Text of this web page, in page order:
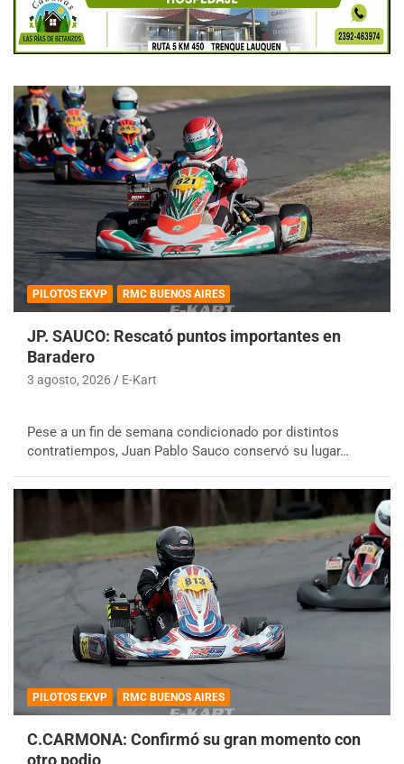
PILOTOS EKVP RMC BUENOS AIRES
JP. SAUCO: Rescató puntos importantes en
Baradero
3 agosto, 2026 E-Kart
Pese a un fin de semana condicionado por distintos
contratiempos, Juan Pablo Sauco conservó su lugar…
PILOTOS EKVP RMC BUENOS AIRES
C.CARMONA: Confirmó su gran momento con
otro podio